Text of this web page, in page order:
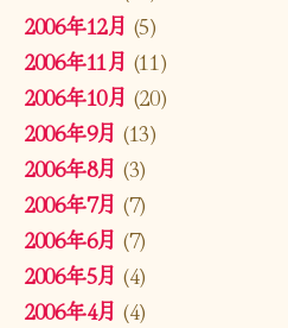
2006年12月 (5)
2006年11月 (11)
2006年10月 (20)
2006年9月 (13)
2006年8月 (3)
2006年7月 (7)
2006年6月 (7)
2006年5月 (4)
2006年4月 (4)